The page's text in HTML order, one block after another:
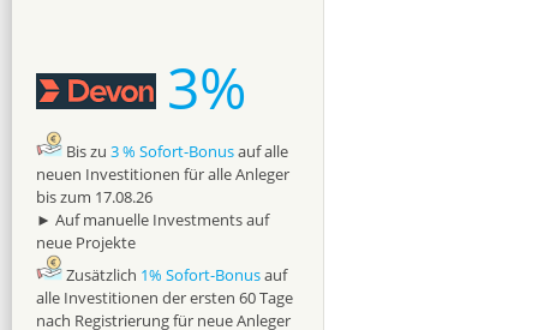
3%
Bis zu 3 % Sofort-Bonusauf alle
neuen Investitionen für alle Anleger
bis zum 17.08.26
► Auf manuelle Investments auf
neue Projekte
Zusätzlich 1% Sofort-Bonusauf
alle Investitionen der ersten 60 Tage
nach Registrierung für neue Anleger